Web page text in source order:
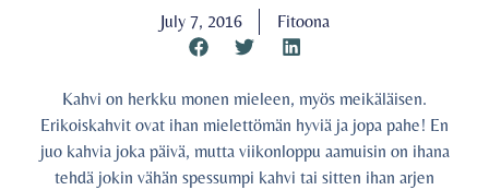
July 7, 2016 Fitoona
Kahvi on herkku monen mieleen, myös meikäläisen.
Erikoiskahvit ovat ihan mielettömän hyviä ja jopa pahe! En
juo kahvia joka päivä, mutta viikonloppu aamuisin on ihana
tehdä jokin vähän spessumpi kahvi tai sitten ihan arjen